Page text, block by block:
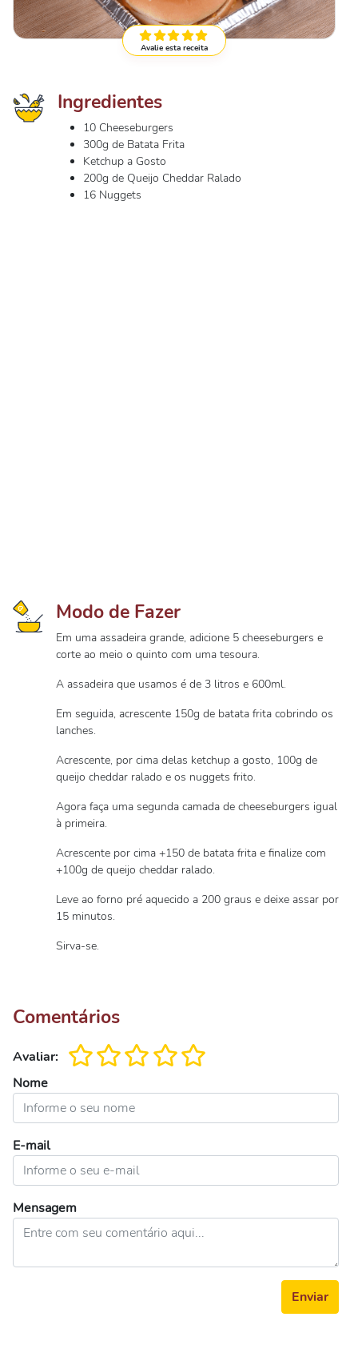
Avalie esta receita
Ingredientes
10 Cheeseburgers
300g de Batata Frita
Ketchup a Gosto
200g de Queijo Cheddar Ralado
16 Nuggets
Modo de Fazer
Em uma assadeira grande, adicione 5 cheeseburgers e
corte ao meio o quinto com uma tesoura.
A assadeira que usamos é de 3 litros e 600ml.
Em seguida, acrescente 150g de batata frita cobrindo os
lanches.
Acrescente, por cima delas ketchup a gosto, 100g de
queijo cheddar ralado e os nuggets frito.
Agora faça uma segunda camada de cheeseburgers igual
à primeira.
Acrescente por cima +150 de batata frita e finalize com
+100g de queijo cheddar ralado.
Leve ao forno pré aquecido a 200 graus e deixe assar por
15 minutos.
Sirva-se.
Comentários
Avaliar:
Nome
E-mail
Mensagem
Enviar